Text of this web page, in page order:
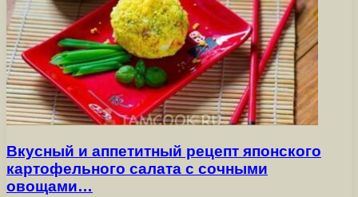
Вкусный и аппетитный рецепт японского
картофельного салата с сочными
овощами…